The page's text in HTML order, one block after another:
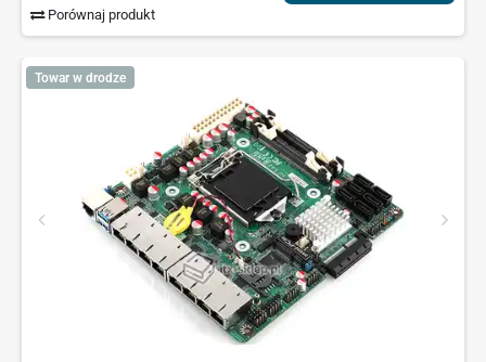
Porównaj produkt
Towar w drodze